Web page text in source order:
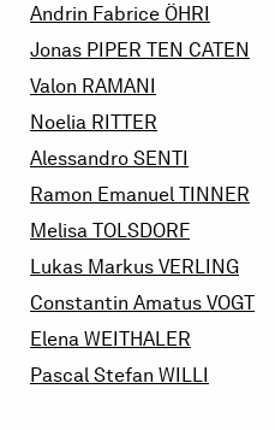
Andrin Fabrice ÖHRI
Jonas PIPER TEN CATEN
Valon RAMANI
Noelia RITTER
Alessandro SENTI
Ramon Emanuel TINNER
Melisa TOLSDORF
Lukas Markus VERLING
Constantin Amatus VOGT
Elena WEITHALER
Pascal Stefan WILLI